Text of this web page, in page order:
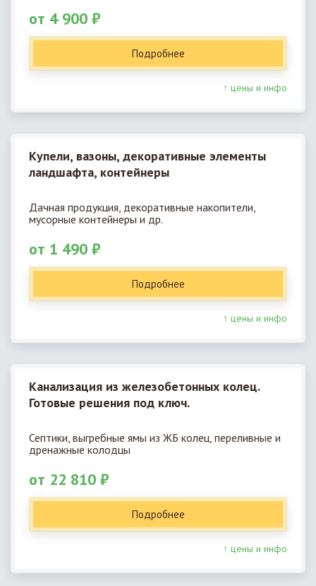
от 4 900 ₽
Подробнее
↑ цены и инфо
Купели, вазоны, декоративные элементы
ландшафта, контейнеры
Дачная продукция, декоративные накопители,
мусорные контейнеры и др.
от 1 490 ₽
Подробнее
↑ цены и инфо
Канализация из железобетонных колец.
Готовые решения под ключ.
Септики, выгребные ямы из ЖБ колец, переливные и
дренажные колодцы
от 22 810 ₽
Подробнее
↑ цены и инфо